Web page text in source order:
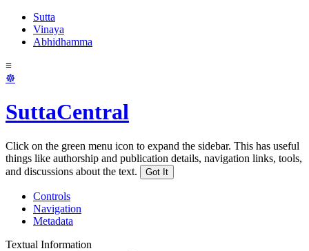
Sutta
Vinaya
Abhidhamma
≡
☸
SuttaCentral
Click on the green menu icon to expand the sidebar. This has useful
things like authorship and publication details, navigation links, tools,
and discussions about the text.
Got It
Controls
Navigation
Metadata
Textual Information